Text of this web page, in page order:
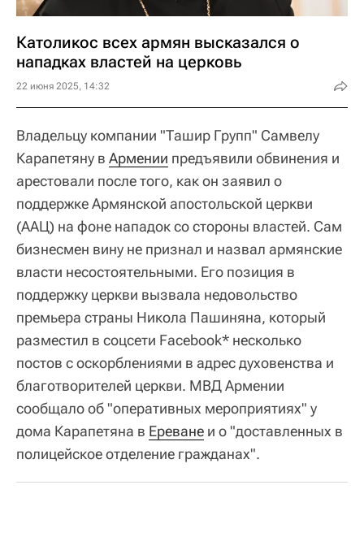
Католикос всех армян высказался о
нападках властей на церковь
22 июня 2025, 14:32
Владельцу компании "Ташир Групп" Самвелу
Карапетяну в Армении предъявили обвинения и
арестовали после того, как он заявил о
поддержке Армянской апостольской церкви
(ААЦ) на фоне нападок со стороны властей. Сам
бизнесмен вину не признал и назвал армянские
власти несостоятельными. Его позиция в
поддержку церкви вызвала недовольство
премьера страны Никола Пашиняна, который
разместил в соцсети Facebook* несколько
постов с оскорблениями в адрес духовенства и
благотворителей церкви. МВД Армении
сообщало об "оперативных мероприятиях" у
дома Карапетяна в Ереване и о "доставленных в
полицейское отделение гражданах".